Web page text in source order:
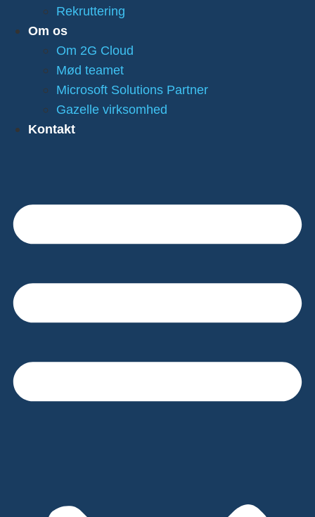
Rekruttering
Om os
Om 2G Cloud
Mød teamet
Microsoft Solutions Partner
Gazelle virksomhed
Kontakt